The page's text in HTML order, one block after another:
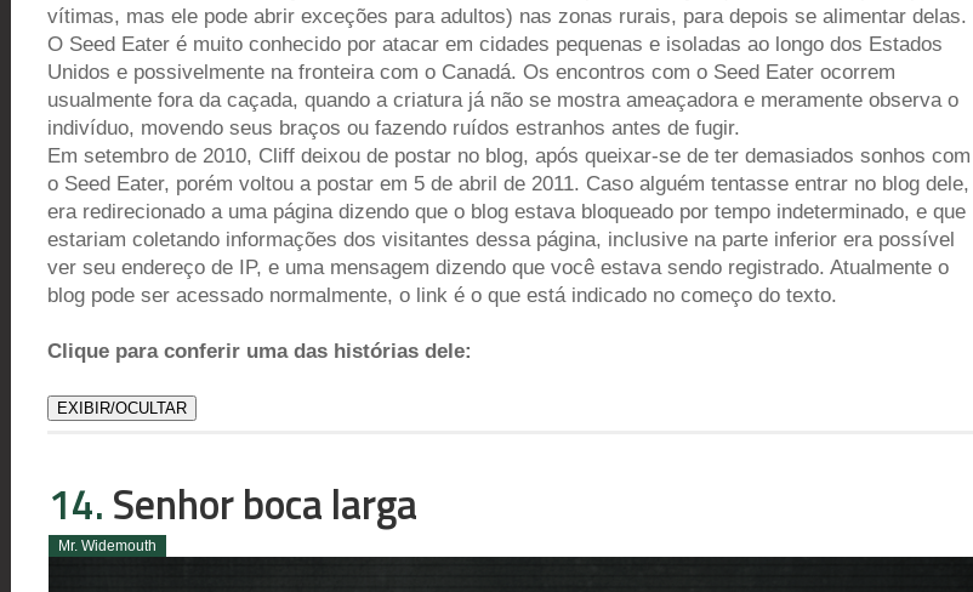
vítimas, mas ele pode abrir exceções para adultos) nas zonas rurais, para depois se alimentar delas.
O Seed Eater é muito conhecido por atacar em cidades pequenas e isoladas ao longo dos Estados
Unidos e possivelmente na fronteira com o Canadá. Os encontros com o Seed Eater ocorrem
usualmente fora da caçada, quando a criatura já não se mostra ameaçadora e meramente observa o
indivíduo, movendo seus braços ou fazendo ruídos estranhos antes de fugir.
Em setembro de 2010, Cliff deixou de postar no blog, após queixar-se de ter demasiados sonhos com
o Seed Eater, porém voltou a postar em 5 de abril de 2011. Caso alguém tentasse entrar no blog dele,
era redirecionado a uma página dizendo que o blog estava bloqueado por tempo indeterminado, e que
estariam coletando informações dos visitantes dessa página, inclusive na parte inferior era possível
ver seu endereço de IP, e uma mensagem dizendo que você estava sendo registrado. Atualmente o
blog pode ser acessado normalmente, o link é o que está indicado no começo do texto.
Clique para conferir uma das histórias dele:
EXIBIR/OCULTAR
14.Senhor boca larga
Mr. Widemouth